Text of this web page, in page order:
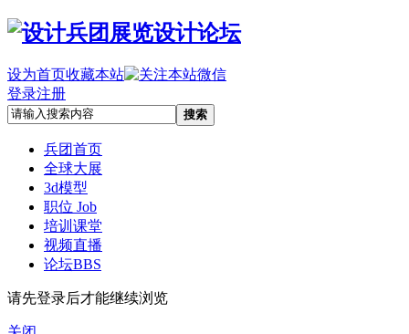
设为首页收藏本站
登录注册
搜索
兵团首页
全球大展
3d模型
职位 Job
培训课堂
视频直播
论坛BBS
请先登录后才能继续浏览